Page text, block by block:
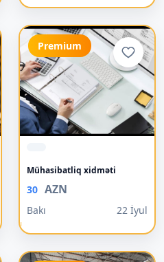
Premium
Mühasibatliq xidməti
30 AZN
Bakı 22 İyul